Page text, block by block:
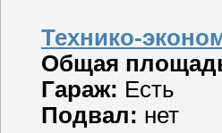
Технико-
Общая
Гараж: Есть
Подвал: нет